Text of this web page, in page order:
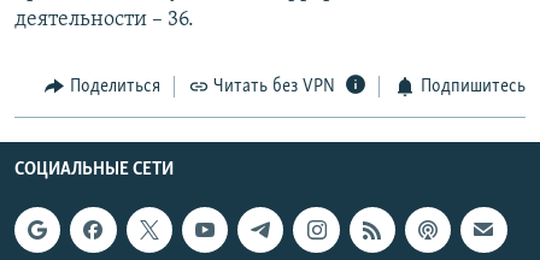
деятельности – 36.
Поделиться Читать без VPN Подпишитесь
СОЦИАЛЬНЫЕ СЕТИ